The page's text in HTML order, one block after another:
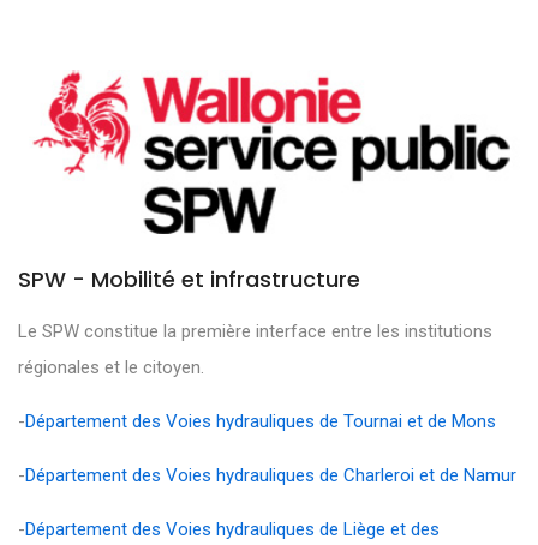
SPW - Mobilité et infrastructure
Le SPW constitue la première interface entre les institutions
régionales et le citoyen.
-Département des Voies hydrauliques de Tournai et de Mons
-Département des Voies hydrauliques de Charleroi et de Namur
-Département des Voies hydrauliques de Liège et des